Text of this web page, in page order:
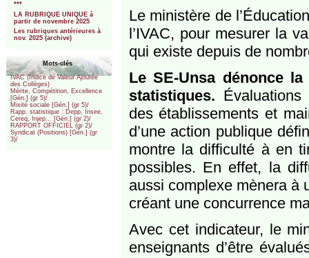
***
LA RUBRIQUE UNIQUE à
partir de novembre 2025
Les rubriques antérieures à
nov. 2025 (archive)
Mots-clés
IVAC (Indice de Valeur Ajoutée
des Collèges)
Mérite, Compétition, Excellence
[Gén.] (gr 5)/
Mixité sociale [Gén.] (gr 5)/
Rapp. statistique : Depp, Insee,
Cereq, Injep... [Gén.] (gr 2)/
RAPPORT OFFICIEL (gr 2)/
Syndicat (Positions) [Gén.] (gr
3)/
Le ministère de
l’IVAC, pour mesurer la
qui existe depuis de
Le SE-Unsa dénonce
statistiques.
des établissements et
d’une action publique
montre la difficulté à en
possibles. En effet, la
aussi complexe mènera à
créant une concurrence
Avec cet indicateur, le
enseignants d’être